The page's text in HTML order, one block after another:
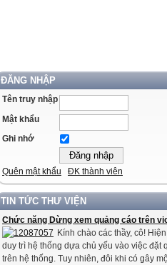
ĐĂNG NHẬP
Tên truy nhập
Mật khẩu
Ghi nhớ
Quên mật khẩu ĐK thành viên
TIN TỨC THƯ VIỆN
Chức năng Dừng xem quảng cáo trên
Kính chào các thầy, cô!
duy trì hệ thống dựa chủ yếu vào việc đặt
trên hệ thống. Tuy nhiên, đôi khi có gây